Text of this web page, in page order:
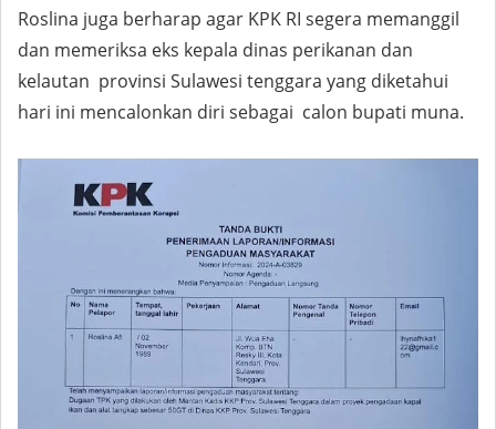
Roslina juga berharap agar KPK RI segera memanggil
dan memeriksa eks kepala dinas perikanan dan
kelautan provinsi Sulawesi tenggara yang diketahui
hari ini mencalonkan diri sebagai calon bupati muna.